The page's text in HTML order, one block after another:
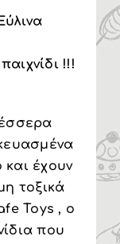
!!!
έχουν
τοξικά
Toys , ο
που